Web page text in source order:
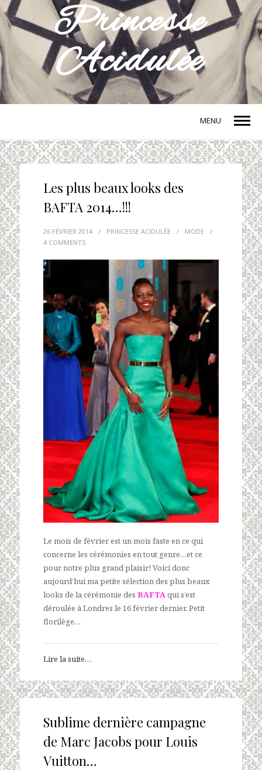
MENU
Les plus beaux looks des
BAFTA 2014…!!!
26 FÉVRIER 2014 / PRINCESSE ACIDULÉE / MODE
/
4 COMMENTS
Le mois de février est un mois faste en ce qui
concerne les cérémonies en tout genre…et ce
pour notre plus grand plaisir! Voici donc
aujourd’hui ma petite sélection des plus beaux
looks de la cérémonie des BAFTAqui s’est
déroulée à Londres le 16 février dernier. Petit
florilège…
Lire la suite…
Sublime dernière campagne
de Marc Jacobs pour Louis
Vuitton…